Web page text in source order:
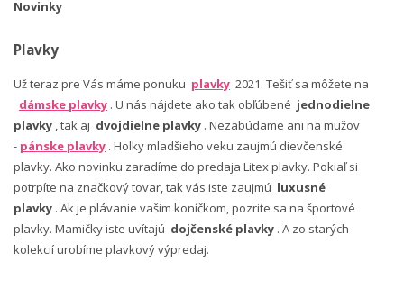
Novinky
Plavky
Už teraz pre Vás máme ponuku plavky 2021. Tešiť sa môžete na
dámske plavky . U nás nájdete ako tak obľúbené jednodielne
plavky , tak aj dvojdielne plavky . Nezabúdame ani na mužov
- pánske plavky . Holky mladšieho veku zaujmú dievčenské
plavky. Ako novinku zaradíme do predaja Litex plavky. Pokiaľ si
potrpíte na značkový tovar, tak vás iste zaujmú luxusné
plavky . Ak je plávanie vašim koníčkom, pozrite sa na športové
plavky. Mamičky iste uvítajú dojčenské plavky . A zo starých
kolekcií urobíme plavkový výpredaj.